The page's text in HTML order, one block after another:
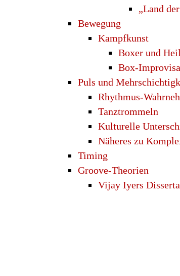
„Land
Bewegung
Kampfkunst
Boxer und
Box-
Puls und
Rhythmus-
Tanztrommeln
Kulturelle
Näheres zu
Timing
Groove-Theorien
Vijay Iyers